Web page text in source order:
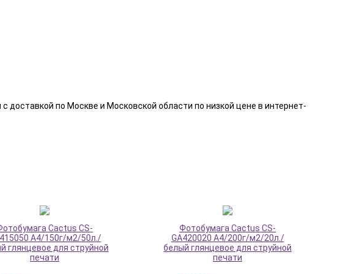
по Москве и Московской области по низкой цене в интернет-
Cactus CS-
A4/150г/м2/50л./
глянцевое для струйной
печати
Фотобумага Cactus CS-
GA420020 A4/200г/м2/20л./
белый глянцевое для струйной
печати